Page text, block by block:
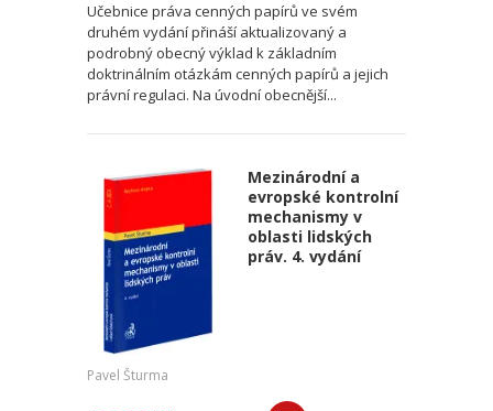
Učebnice práva cenných papírů ve svém
druhém vydání přináší aktualizovaný a
podrobný obecný výklad k základním
doktrinálním otázkám cenných papírů a jejich
právní regulaci. Na úvodní obecnější...
Mezinárodní a
evropské kontrolní
mechanismy v
oblasti lidských
práv. 4. vydání
Pavel Šturma